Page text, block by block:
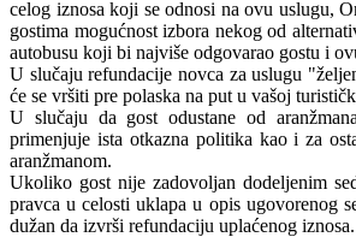
celog iznosa koji se odnosi na ovu uslugu,
gostima mogućnost izbora nekog od
autobusu koji bi najviše odgovarao gostu i
U slučaju refundacije novca za uslugu
će se vršiti pre polaska na put u vašoj
U slučaju da gost odustane od
primenjuje ista otkazna politika kao i za
aranžmanom.
Ukoliko gost nije zadovoljan dodeljenim
pravca u celosti uklapa u opis ugovorenog
dužan da izvrši refundaciju uplaćenog iznosa.